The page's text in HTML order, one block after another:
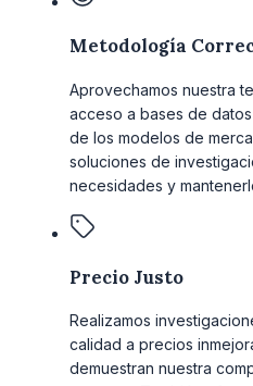
Metodología
Aprovechamos nuestra
acceso a bases de
de los modelos de
soluciones de
necesidades y
Precio Justo
Realizamos
calidad a precios
demuestran nuestra